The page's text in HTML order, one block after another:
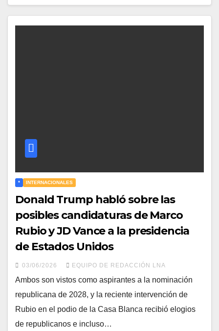
* INTERNACIONALES
Donald Trump habló sobre las
posibles candidaturas de Marco
Rubio y JD Vance a la presidencia
de Estados Unidos
03/06/2026 EQUIPO DE REDACCIÓN LNA
Ambos son vistos como aspirantes a la nominación
republicana de 2028, y la reciente intervención de
Rubio en el podio de la Casa Blanca recibió elogios
de republicanos e incluso…